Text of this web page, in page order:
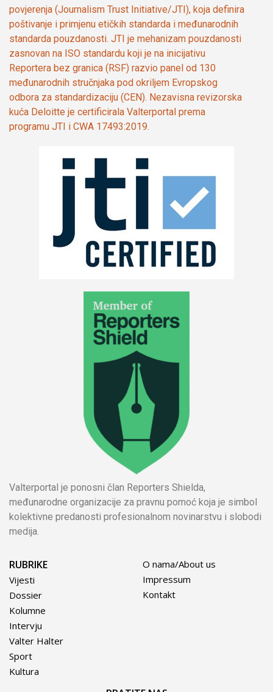
povjerenja (Journalism Trust Initiative/JTI), koja definira
poštivanje i primjenu etičkih standarda i međunarodnih
standarda pouzdanosti. JTI je mehanizam pouzdanosti
zasnovan na ISO standardu koji je na inicijativu
Reportera bez granica (RSF) razvio panel od 130
međunarodnih stručnjaka pod okriljem Evropskog
odbora za standardizaciju (CEN). Nezavisna revizorska
kuća Deloitte je certificirala Valterportal prema
programu JTI i CWA 17493:2019.
Valterportal je ponosni član Reporters Shielda,
međunarodne organizacije za pravnu pomoć koja je simbol
kolektivne predanosti profesionalnom novinarstvu i slobodi
medija.
RUBRIKE
Vijesti
Dossier
Kolumne
Intervju
Valter Halter
Sport
Kultura
O nama/About us
Impressum
Kontakt